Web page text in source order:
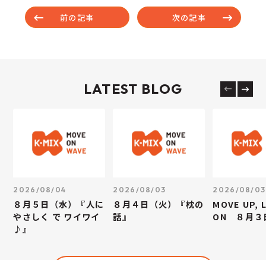
前の記事 次の記事
LATEST BLOG
2026/08/04
８月５日（水）『人に
やさしく で ワイワイ
♪』
2026/08/03
８月４日（火）『枕の
話』
2026/08/03
MOVE UP,
ON ８月３